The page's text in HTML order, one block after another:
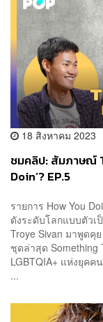
18 สิงหาคม 2023
ชมคลิป: สัมภาษณ์
Doin’? EP.5
รายการ How You
ดังระดับโลกแบบตัว
Troye Sivan มาพูดคุ
ชุดล่าสุด Something
LGBTQIA+ แห่งยุคค
...